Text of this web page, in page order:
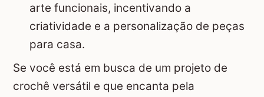
arte funcionais, incentivando a
criatividade e a personalização de peças
para casa.
Se você está em busca de um projeto de
crochê versátil e que encanta pela